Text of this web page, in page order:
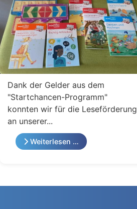
Dank der Gelder aus dem
"Startchancen-Programm"
konnten wir für die Leseförderung
an unserer...
Weiterlesen …